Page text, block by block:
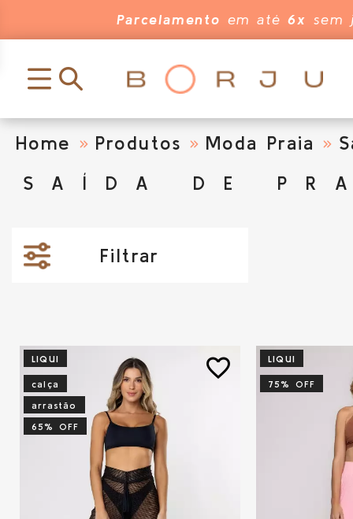
Parcelamento em até6x sem
Home Produtos Moda Praia
SAÍDA DE
Filtrar
LIQUI
calça
arrastão
65% OFF
favorite_border LIQUI
75% OFF